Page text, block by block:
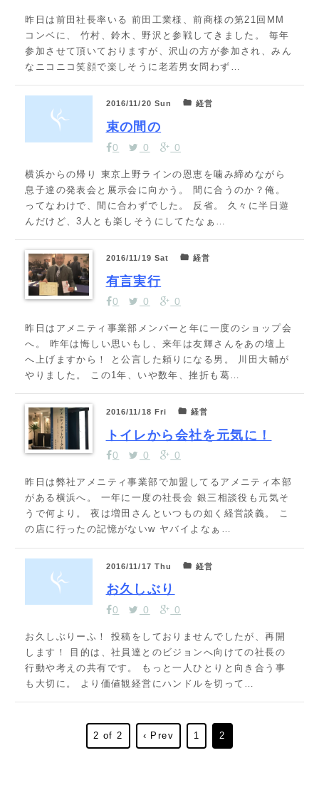
昨日は前田社長率いる 前田工業様、前商様の第21回MM
コンベに、 竹村、鈴木、野沢と参戦してきました。 毎年
参加させて頂いておりますが、沢山の方が参加され、みん
なニコニコ笑顔で楽しそうに老若男女問わず…
2016/11/20 Sun 経営
束の間の
0 0 0
横浜からの帰り 東京上野ラインの恩恵を噛み締めながら
息子達の発表会と展示会に向かう。 間に合うのか？俺。
ってなわけで、間に合わずでした。 反省。 久々に半日遊
んだけど、3人とも楽しそうにしてたなぁ…
2016/11/19 Sat 経営
有言実行
0 0 0
昨日はアメニティ事業部メンバーと年に一度のショップ会
へ。 昨年は悔しい思いもし、来年は友輝さんをあの壇上
へ上げますから！ と公言した頼りになる男。 川田大輔が
やりました。 この1年、いや数年、挫折も葛…
2016/11/18 Fri 経営
トイレから会社を元気に！
0 0 0
昨日は弊社アメニティ事業部で加盟してるアメニティ本部
がある横浜へ。 一年に一度の社長会 銀三相談役も元気そ
うで何より。 夜は増田さんといつもの如く経営談義。 こ
の店に行ったの記憶がないw ヤバイよなぁ…
2016/11/17 Thu 経営
お久しぶり
0 0 0
お久しぶりーふ！ 投稿をしておりませんでしたが、再開
します！ 目的は、社員達とのビジョンへ向けての社長の
行動や考えの共有です。 もっと一人ひとりと向き合う事
も大切に。 より価値観経営にハンドルを切って…
2 of 2 ‹ Prev 1 2